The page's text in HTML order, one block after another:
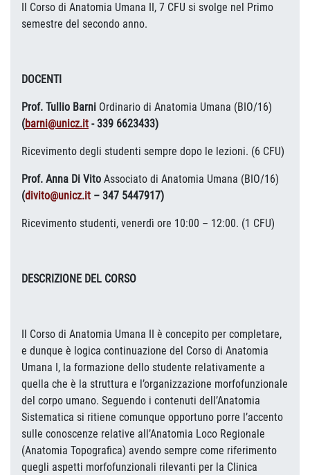
Il Corso di Anatomia Umana II, 7 CFU si svolge nel Primo
semestre del secondo anno.
DOCENTI
Prof. Tullio Barni Ordinario di Anatomia Umana (BIO/16)
(barni@unicz.it - 339 6623433)
Ricevimento degli studenti sempre dopo le lezioni. (6 CFU)
Prof. Anna Di Vito Associato di Anatomia Umana (BIO/16)
(divito@unicz.it – 347 5447917)
Ricevimento studenti, venerdì ore 10:00 – 12:00. (1 CFU)
DESCRIZIONE DEL CORSO
Il Corso di Anatomia Umana II è concepito per completare,
e dunque è logica continuazione del Corso di Anatomia
Umana I, la formazione dello studente relativamente a
quella che è la struttura e l’organizzazione morfofunzionale
del corpo umano. Seguendo i contenuti dell’Anatomia
Sistematica si ritiene comunque opportuno porre l’accento
sulle conoscenze relative all’Anatomia Loco Regionale
(Anatomia Topografica) avendo sempre come riferimento
quegli aspetti morfofunzionali rilevanti per la Clinica